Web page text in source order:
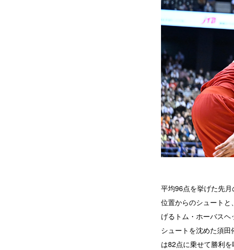
平均96点を挙げた先
位置からのシュート
げるトム・ホーバス
シュートを沈めた須
は82点に乗せて勝利を